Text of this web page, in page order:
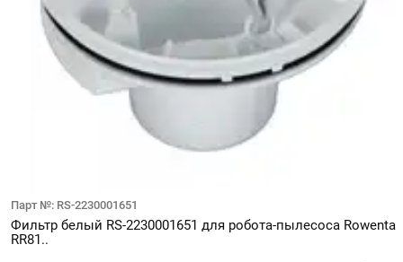
Парт №: RS-2230001651
Фильтр белый RS-2230001651 для робота-пылесоса Rowenta
RR81..